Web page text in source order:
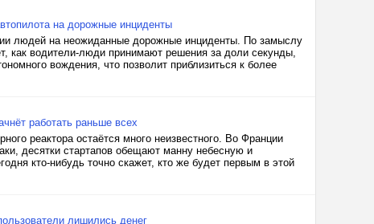
на дорожные инциденты
людей на неожиданные дорожные инциденты. По замыслу
как водители-люди принимают решения за доли секунды,
вождения, что позволит приблизиться к более
работать раньше всех
реактора остаётся много неизвестного. Во Франции
десятки стартапов обещают манну небесную и
кто-нибудь точно скажет, кто же будет первым в этой
лишились денег